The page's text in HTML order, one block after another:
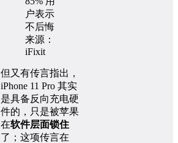
来源：
iFixit
但又有传言指出，
iPhone 11 Pro 其实
是具备反向充电硬
件的，只是被苹果
在软件层面锁住
了；这项传言在